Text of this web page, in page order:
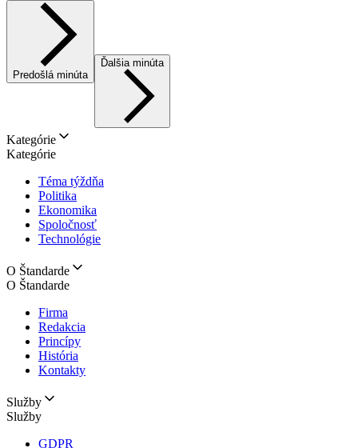
Predošlá minúta
Ďalšia minúta
Kategórie
Kategórie
Téma týždňa
Politika
Ekonomika
Spoločnosť
Technológie
O Štandarde
O Štandarde
Firma
Redakcia
Princípy
História
Kontakty
Služby
Služby
GDPR